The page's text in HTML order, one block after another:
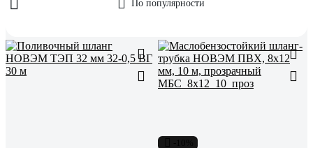
По популярности